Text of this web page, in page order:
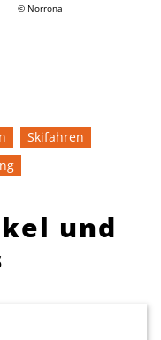
© Norrona
Skifahren
und